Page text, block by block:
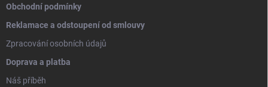
Obchodní podmínky
Reklamace a odstoupení od smlouvy
Zpracování osobních údajů
Doprava a platba
Náš příběh